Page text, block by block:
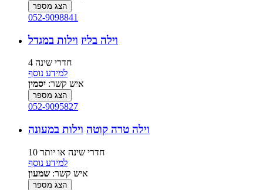
הצג מספר
052-9098841
וילה בליז וילות במגדל
4 חדרי שינה
למידע נוסף
איש קשר: יסמין
הצג מספר
052-9095827
וילה טרה קוטה וילות במעונה
10 חדרי שינה או יותר
למידע נוסף
איש קשר: שמעון
הצג מספר